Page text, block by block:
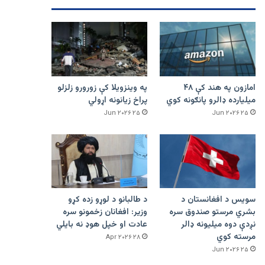
امازون په هند کې ۴۸
میلیارده ډالرو پانګونه کوي
۲۵ Jun ۲۰۲۶
په وینزویلا کې زورورو زلزلو
پراخ زیانونه اړولي
۲۵ Jun ۲۰۲۶
سویس د افغانستان د
بشري مرستو صندوق سره
نږدې دوه میلیونه ډالر
مرسته کوي
۲۵ Jun ۲۰۲۶
د طالبانو د لوړو زده کړو
وزیر: افغانان زخمونو سره
عادت او خپل هوډ نه بایلي
۲۸ Apr ۲۰۲۶